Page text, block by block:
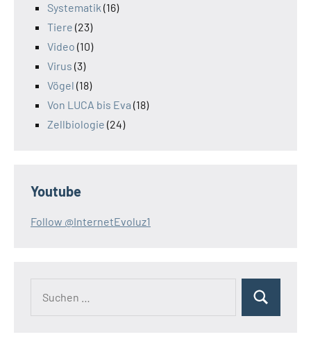
Systematik (16)
Tiere (23)
Video (10)
Virus (3)
Vögel (18)
Von LUCA bis Eva (18)
Zellbiologie (24)
Youtube
Follow @InternetEvoluz1
Suchen